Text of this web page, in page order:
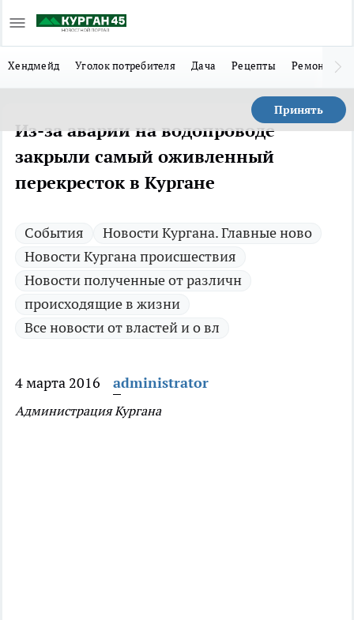
Хендмейд Уголок потребителя Дача Рецепты Ремонт
Принять
Из-за аварии на водопроводе
закрыли самый оживленный
перекресток в Кургане
Cобытия
Новости Кургана. Главные ново
Новости Кургана происшествия
Новости полученные от различн
происходящие в жизни
Все новости от властей и о вл
4 марта 2016 administrator
Администрация Кургана